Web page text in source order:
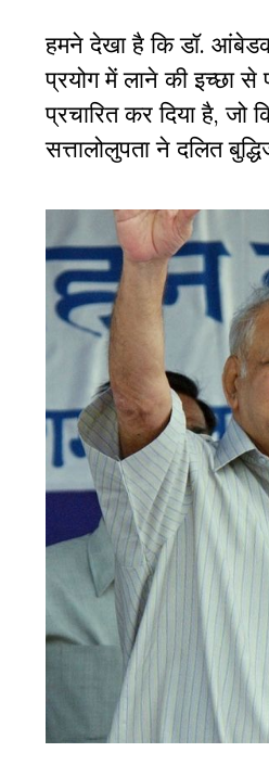
हमने देखा है कि डॉ.
प्रयोग में लाने की इच्छा
प्रचारित कर दिया है,
सत्तालोलुपता ने दलित